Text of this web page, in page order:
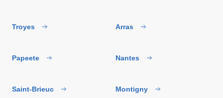
Troyes Arras
Papeete Nantes
Saint-Brieuc Montigny